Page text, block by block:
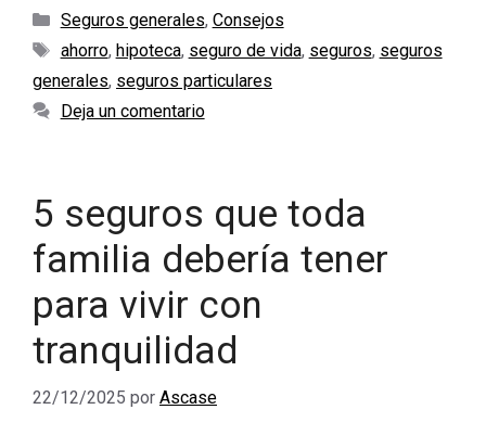
Categorías
Seguros generales, Consejos
Etiquetas
ahorro, hipoteca, seguro de vida, seguros, seguros
generales, seguros particulares
Deja un comentario
5 seguros que toda
familia debería tener
para vivir con
tranquilidad
22/12/2025 por Ascase